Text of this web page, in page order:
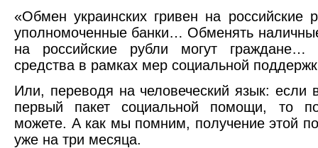
«Обмен украинских гривен на российские
уполномоченные банки… Обменять
на российские рубли могут граждане…
средства в рамках мер социальной
Или, переводя на человеческий язык:
первый пакет социальной помощи, то
можете. А как мы помним, получение этой
уже на три месяца.